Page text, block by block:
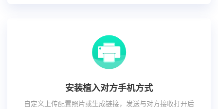
安装植入对方手机方式
自定义上传配置照片或生成链接，发送与对方接收打开后